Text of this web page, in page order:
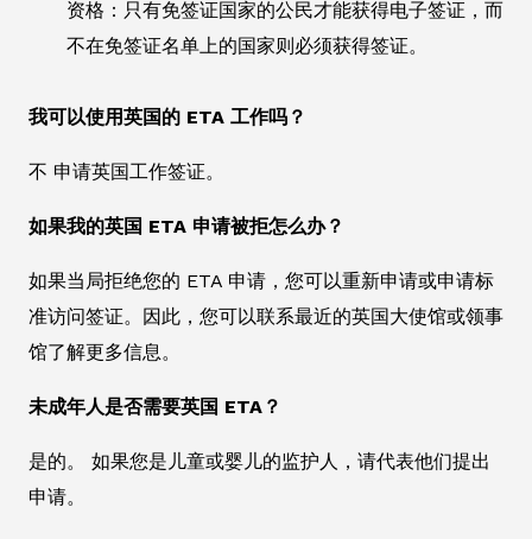
资格：只有免签证国家的公民才能获得电子签证，而
不在免签证名单上的国家则必须获得签证。
我可以使用英国的 ETA 工作吗？
不 申请英国工作签证。
如果我的英国 ETA 申请被拒怎么办？
如果当局拒绝您的 ETA 申请，您可以重新申请或申请标
准访问签证。因此，您可以联系最近的英国大使馆或领事
馆了解更多信息。
未成年人是否需要英国 ETA？
是的。 如果您是儿童或婴儿的监护人，请代表他们提出
申请。